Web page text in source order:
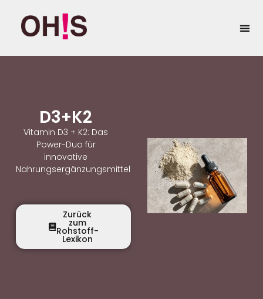
springen
D3+K2
Vitamin D3 + K2: Das
Power-Duo für
innovative
Nahrungsergänzungsmittel
Zurück
zum
Rohstoff-
Lexikon